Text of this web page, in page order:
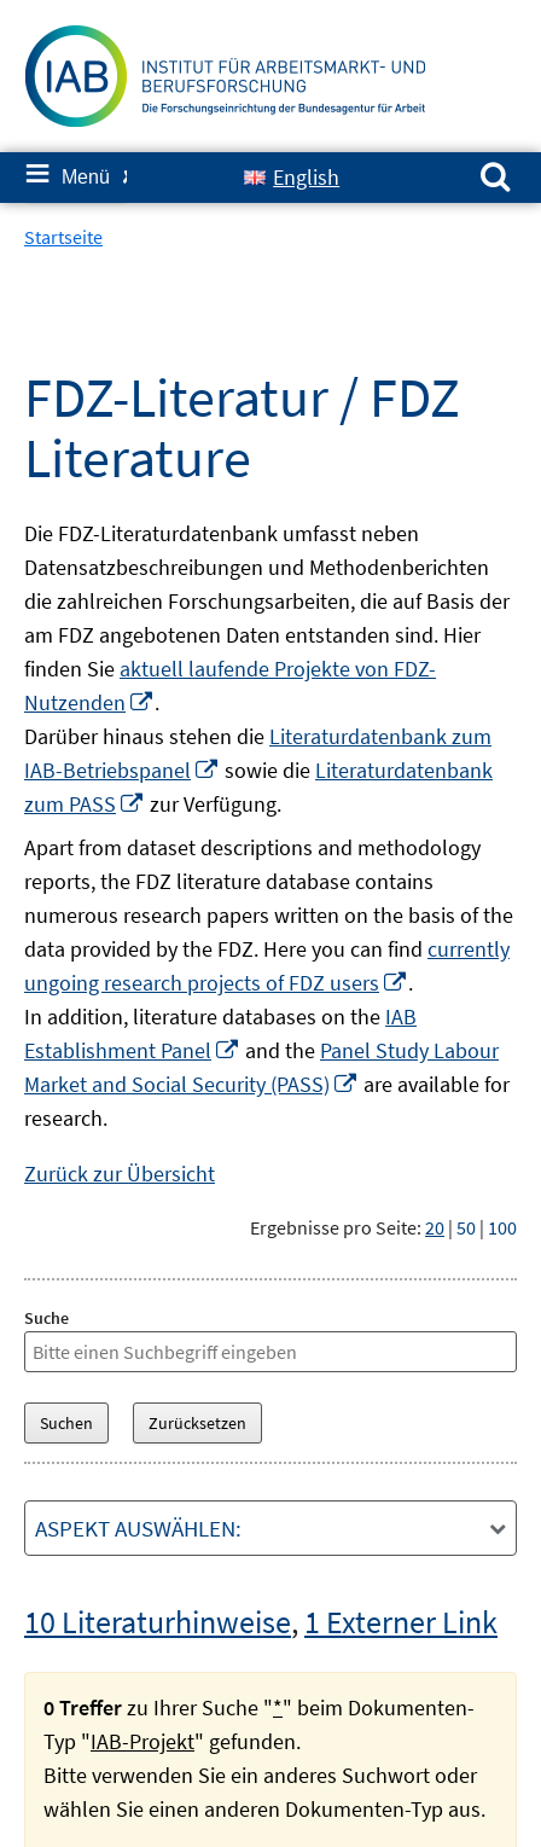
zum
Inhalt
≡ Menü ✘ English
Suchen nach:
Startseite
FDZ-Literatur / FDZ
Literature
Die FDZ-Literaturdatenbank umfasst neben
Datensatzbeschreibungen und Methodenberichten
die zahlreichen Forschungsarbeiten, die auf Basis der
am FDZ angebotenen Daten entstanden sind. Hier
finden Sie aktuell laufende Projekte von FDZ-
Nutzenden
neuem
Fenster
öffnen
.
Darüber hinaus stehen die Literaturdatenbank zum
IAB-Betriebspanel
In
neuem
Fenster
öffnen
sowie die Literaturdatenbank
zum PASS
In
Fenster
öffnen
zur Verfügung.
Apart from dataset descriptions and methodology
reports, the FDZ literature database contains
numerous research papers written on the basis of the
data provided by the FDZ. Here you can find currently
ungoing research projects of FDZ users
neuem
Fenster
öffnen
.
In addition, literature databases on the IAB
Establishment Panel
In
neuem
Fenster
and the Panel Study Labour
Market and Social Security (PASS)
In
are available for
research.
Zurück zur Übersicht
Ergebnisse pro Seite: 20 | 50 | 100
Suche
ASPEKT AUSWÄHLEN:
10 Literaturhinweise, 1 Externer Link
0 Trefferzu Ihrer Suche "*" beim Dokumenten-
Typ "IAB-Projekt" gefunden.
Bitte verwenden Sie ein anderes Suchwort oder
wählen Sie einen anderen Dokumenten-Typ aus.